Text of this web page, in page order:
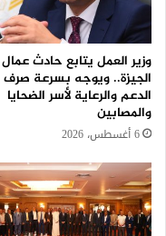
وزير العمل يتابع حادث عمال
الجيزة.. ويوجه بسرعة صرف
الدعم والرعاية لأسر الضحايا
والمصابين
6 أغسطس، 2026